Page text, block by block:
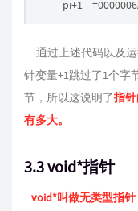
pi+1
通过上述代码以及
针变量+1跳过了1个字
节，所以这说明了指
有多大。
3.3 void*指针
void*叫做无类型指